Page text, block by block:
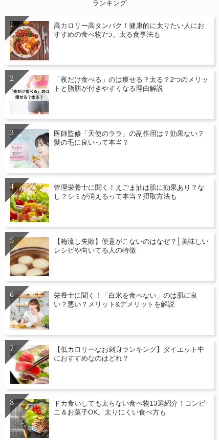
ランキング
高カロリー高タンパク！健康的に太りたい人にお
すすめの食べ物7つ。太る食事法も
「夜だけ食べる」のは痩せる？太る？2つのメリッ
トと脂肪が付きやすくなる理由解説
医師監修「天使のララ」の副作用は？効果ない？
髪の毛に良いって本当？
管理栄養士に聞く！えごま油は肌に効果あり？な
し？シミが消えるって本当？摂取方法も
【梅流し失敗】便意がこないのはなぜ？│美味しい
レシピや向いてる人の特徴
栄養士に聞く！「白米を食べない」のは肌に良
い？悪い？メリット&デメリットを解説
【低カロリーなお刺身ランキング】ダイエット中
におすすめなのはどれ？
ドカ食いしても太らない食べ物13選紹介！コンビ
ニ＆お菓子OK。太りにくい食べ方も